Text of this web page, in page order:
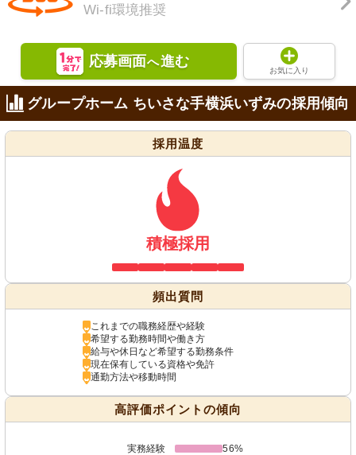
Wi-fi環境推奨
応募画面へ進む
お気に入り
グループホーム ちいさな手横浜いずみの採用傾向
採用温度
積極採用
頻出質問
これまでの職務経歴や経験
希望する勤務時間や働き方
給与や休日など希望する勤務条件
現在保有している資格や免許
通勤方法や移動時間
高評価ポイントの傾向
実務経験
56%